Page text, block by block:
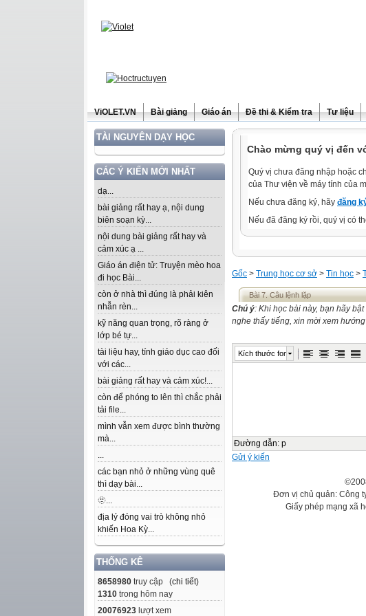
ViOLET.VN Bài giảng Giáo án Đề thi & Kiểm tra Tư liệu
TÀI NGUYÊN DẠY HỌC
CÁC Ý KIẾN MỚI NHẤT
dạ...
bài giảng rất hay ạ, nội dung
biên soạn kỳ...
nội dung bài giảng rất hay và
cảm xúc ạ ...
Giáo án điện tử: Truyện mèo hoa
đi học Bài...
còn ở nhà thì đúng là phải kiên
nhẫn rèn...
kỹ năng quan trọng, rõ ràng ở
lớp bé tự...
tài liệu hay, tính giáo dục cao đối
với các...
bài giảng rất hay và cảm xúc!...
còn để phóng to lên thì chắc phải
tải file...
mình vẫn xem được bình thường
mà...
...
các bạn nhỏ ở những vùng quê
thì dạy bài...
🫥...
địa lý đóng vai trò không nhỏ
khiến Hoa Kỳ...
THỐNG KÊ
8658980 truy cập (chi tiết)
1310 trong hôm nay
20076923 lượt xem
Chào mừng quý vị đến
Quý vị chưa đăng nhập hoặc
của Thư viện về máy tính của
Nếu chưa đăng ký, hãy đăng
Nếu đã đăng ký rồi, quý vị có
Gốc > Trung học cơ sở > Tin học >
Bài 7. Câu lệnh lặp
Chú ý: Khi học bài này, bạn hãy
nghe thấy tiếng, xin mời xem
Kích thước font
Đường dẫn: p
Gửi ý kiến
Đơn vị chủ quản: Công
Giấy phép mạng xã